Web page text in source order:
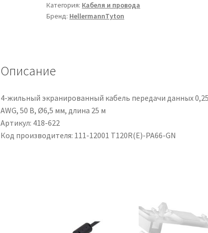
T120R
in
380mm
mm,
col.
Категория: Кабеля и провода
Бренд: HellermannTyton
Описание
4-жильный экранированный кабель передачи данных
AWG, 50 В, Ø6,5 мм, длина 25 м
Артикул: 418-622
Код производителя: 111-12001 T120R(E)-PA66-GN